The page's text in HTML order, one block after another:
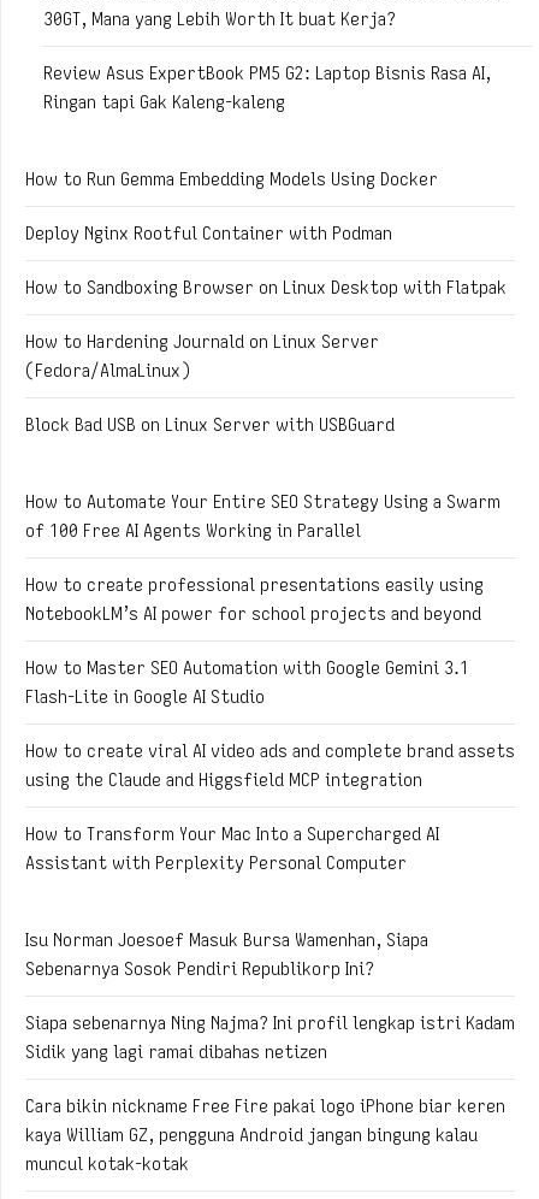
30GT, Mana yang Lebih Worth It buat Kerja?
Review Asus ExpertBook PM5 G2: Laptop Bisnis Rasa AI,
Ringan tapi Gak Kaleng-kaleng
How to Run Gemma Embedding Models Using Docker
Deploy Nginx Rootful Container with Podman
How to Sandboxing Browser on Linux Desktop with Flatpak
How to Hardening Journald on Linux Server
(Fedora/AlmaLinux)
Block Bad USB on Linux Server with USBGuard
How to Automate Your Entire SEO Strategy Using a Swarm
of 100 Free AI Agents Working in Parallel
How to create professional presentations easily using
NotebookLM’s AI power for school projects and beyond
How to Master SEO Automation with Google Gemini 3.1
Flash-Lite in Google AI Studio
How to create viral AI video ads and complete brand assets
using the Claude and Higgsfield MCP integration
How to Transform Your Mac Into a Supercharged AI
Assistant with Perplexity Personal Computer
Isu Norman Joesoef Masuk Bursa Wamenhan, Siapa
Sebenarnya Sosok Pendiri Republikorp Ini?
Siapa sebenarnya Ning Najma? Ini profil lengkap istri Kadam
Sidik yang lagi ramai dibahas netizen
Cara bikin nickname Free Fire pakai logo iPhone biar keren
kaya William GZ, pengguna Android jangan bingung kalau
muncul kotak-kotak